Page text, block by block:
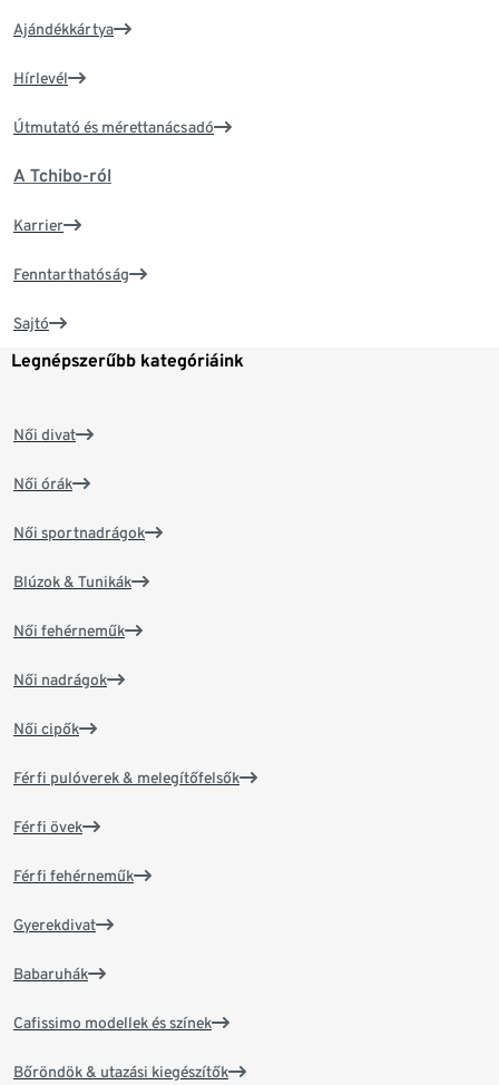
Ajándékkártya
Hírlevél
Útmutató és mérettanácsadó
A Tchibo-ról
Karrier
Fenntarthatóság
Sajtó
Legnépszerűbb kategóriáink
Női divat
Női órák
Női sportnadrágok
Blúzok & Tunikák
Női fehérneműk
Női nadrágok
Női cipők
Férfi pulóverek & melegítőfelsők
Férfi övek
Férfi fehérneműk
Gyerekdivat
Babaruhák
Cafissimo modellek és színek
Bőröndök & utazási kiegészítők